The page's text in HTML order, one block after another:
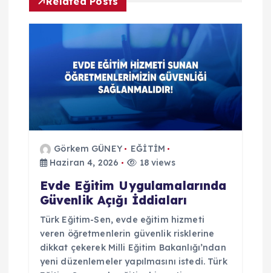
n
m
e
s
Görkem GÜNEY
EĞİTİM
Haziran 4, 2026
18 views
Evde Eğitim Uygulamalarında
Güvenlik Açığı İddiaları
Türk Eğitim-Sen, evde eğitim hizmeti
veren öğretmenlerin güvenlik risklerine
dikkat çekerek Milli Eğitim Bakanlığı’ndan
yeni düzenlemeler yapılmasını istedi. Türk